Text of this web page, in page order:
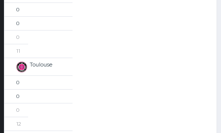
0
0
0
11
Toulouse
0
0
0
12